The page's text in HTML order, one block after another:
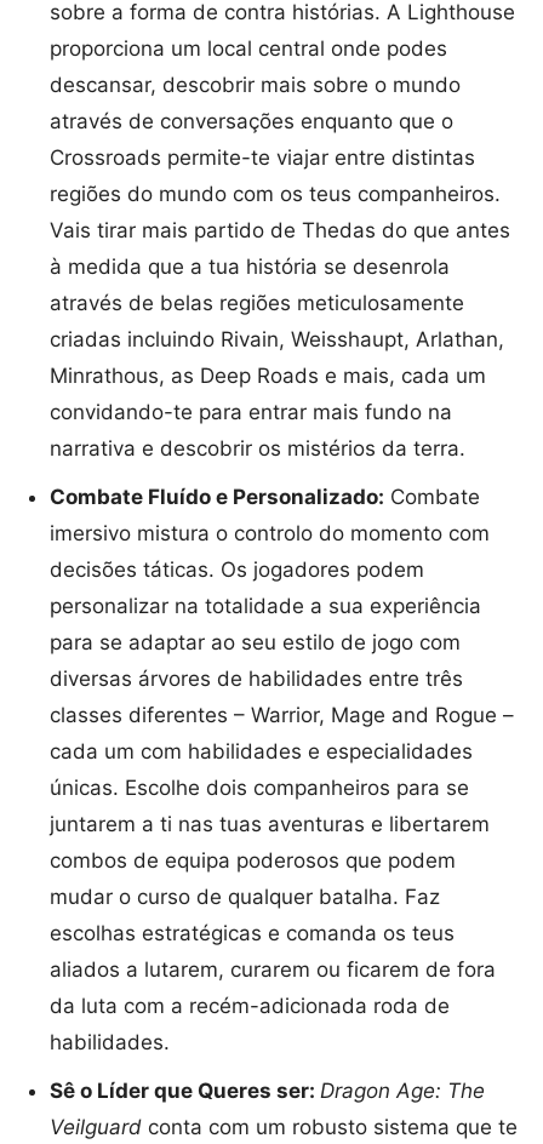
sobre a forma de contra histórias. A Lighthouse
proporciona um local central onde podes
descansar, descobrir mais sobre o mundo
através de conversações enquanto que o
Crossroads permite-te viajar entre distintas
regiões do mundo com os teus companheiros.
Vais tirar mais partido de Thedas do que antes
à medida que a tua história se desenrola
através de belas regiões meticulosamente
criadas incluindo Rivain, Weisshaupt, Arlathan,
Minrathous, as Deep Roads e mais, cada um
convidando-te para entrar mais fundo na
narrativa e descobrir os mistérios da terra.
Combate Fluído e Personalizado: Combate
imersivo mistura o controlo do momento com
decisões táticas. Os jogadores podem
personalizar na totalidade a sua experiência
para se adaptar ao seu estilo de jogo com
diversas árvores de habilidades entre três
classes diferentes – Warrior, Mage and Rogue –
cada um com habilidades e especialidades
únicas. Escolhe dois companheiros para se
juntarem a ti nas tuas aventuras e libertarem
combos de equipa poderosos que podem
mudar o curso de qualquer batalha. Faz
escolhas estratégicas e comanda os teus
aliados a lutarem, curarem ou ficarem de fora
da luta com a recém-adicionada roda de
habilidades.
Sê o Líder que Queres ser: Dragon Age: The
Veilguard conta com um robusto sistema que te